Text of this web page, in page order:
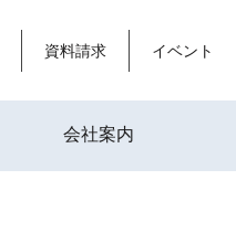
資料請求 イベント
会社案内